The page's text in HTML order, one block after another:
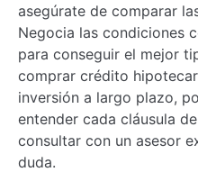
asegúrate de comparar
Negocia las condiciones
para conseguir el mejor
comprar crédito
inversión a largo plazo,
entender cada cláusula
consultar con un asesor
duda.